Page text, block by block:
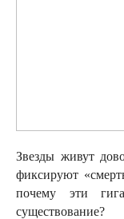
Звезды живут
фиксируют
почему эти
существование?